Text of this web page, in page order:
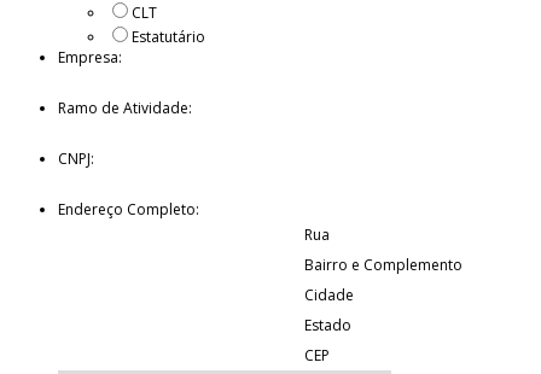
CLT
Estatutário
Empresa:
Ramo de Atividade:
CNPJ:
Endereço Completo:
Rua
Bairro e Complemento
Cidade
Estado
CEP